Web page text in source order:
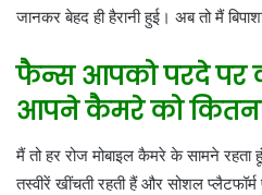
जानकर बेहद ही हैरानी हुई। अब तो मैं
फैन्स आपको परदे पर
आपने कैमरे को
मैं तो हर रोज मोबाइल कैमरे के सामने रहता
तस्वीरें खींचती रहती हैं और सोशल